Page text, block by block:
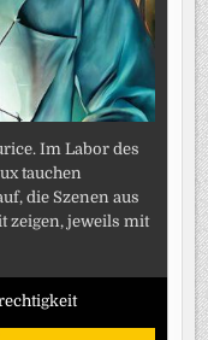
Im Labor des
tauchen
die Szenen aus
zeigen, jeweils mit